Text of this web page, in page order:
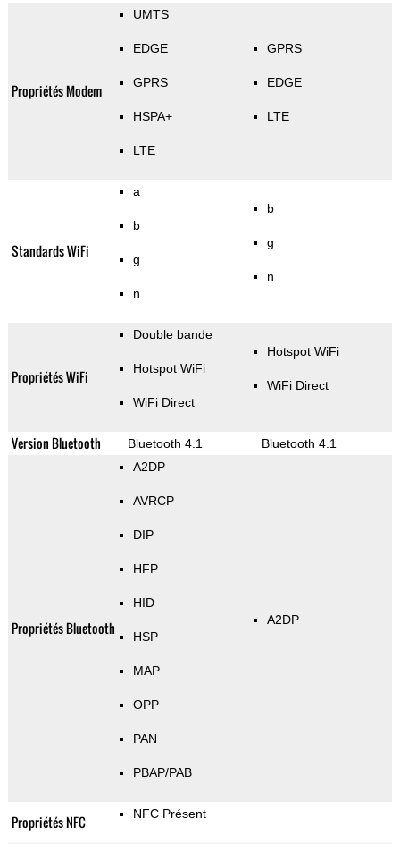
Propriétés Modem
UMTS
EDGE
GPRS
HSPA+
LTE
GPRS
EDGE
LTE
Standards WiFi
a
b
g
n
b
g
n
Propriétés WiFi
Double bande
Hotspot WiFi
WiFi Direct
Hotspot WiFi
WiFi Direct
Version Bluetooth Bluetooth 4.1 Bluetooth 4.1
Propriétés Bluetooth
A2DP
AVRCP
DIP
HFP
HID
HSP
MAP
OPP
PAN
PBAP/PAB
A2DP
Propriétés NFC NFC Présent